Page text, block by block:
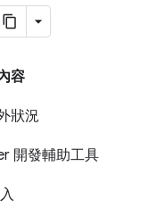
容
狀況
開發輔助工具